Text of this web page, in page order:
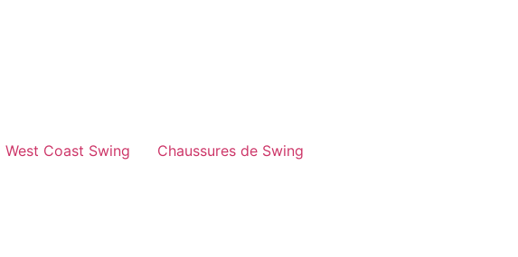
West Coast Swing
Chaussures de Swing